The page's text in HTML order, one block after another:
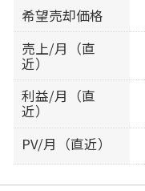
希望売却価格
売上/月（直
近）
利益/月（直
近）
PV/月（直近）